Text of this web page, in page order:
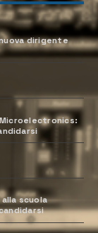
dirigente
scuola